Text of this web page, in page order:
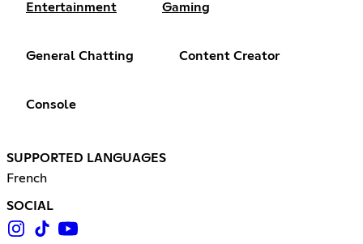
Entertainment Gaming
General Chatting Content Creator
Console
SUPPORTED LANGUAGES
French
SOCIAL